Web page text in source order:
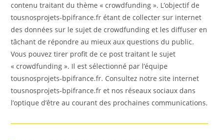
contenu traitant du thème « crowdfunding ». L’objectif de
tousnosprojets-bpifrance.fr étant de collecter sur internet
des données sur le sujet de crowdfunding et les diffuser en
tâchant de répondre au mieux aux questions du public.
Vous pouvez tirer profit de ce post traitant le sujet
« crowdfunding ». Il est sélectionné par l’équipe
tousnosprojets-bpifrance.fr. Consultez notre site internet
tousnosprojets-bpifrance.fr et nos réseaux sociaux dans
l’optique d’être au courant des prochaines communications.